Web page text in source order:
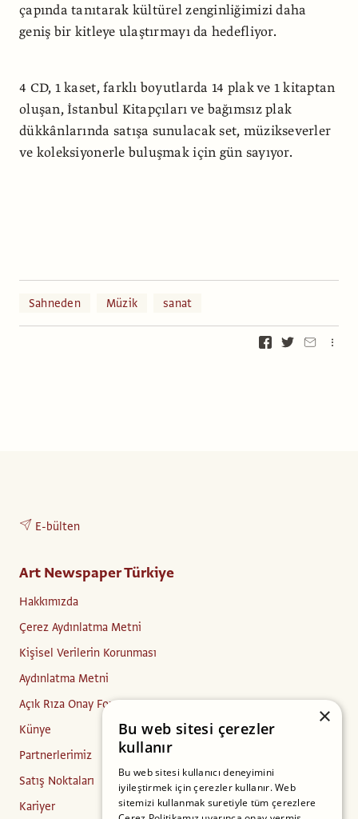
çapında tanıtarak kültürel zenginliğimizi daha
geniş bir kitleye ulaştırmayı da hedefliyor.
4 CD, 1 kaset, farklı boyutlarda 14 plak ve 1 kitaptan
oluşan, İstanbul Kitapçıları ve bağımsız plak
dükkânlarında satışa sunulacak set, müzikseverler
ve koleksiyonerle buluşmak için gün sayıyor.
Sahneden Müzik sanat
E-bülten
Art Newspaper Türkiye
Hakkımızda
Çerez Aydınlatma Metni
Kişisel Verilerin Korunması
Aydınlatma Metni
Açık Rıza Onay Formu
Künye
Partnerlerimiz
Satış Noktaları
Kariyer
×
Bu web sitesi çerezler
kullanır
Bu web sitesi kullanıcı deneyimini
iyileştirmek için çerezler kullanır. Web
sitemizi kullanmak suretiyle tüm çerezlere